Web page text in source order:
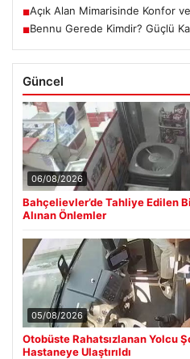
■Açık Alan Mimarisinde Konfor
■Bennu Gerede Kimdir? Güçlü
Güncel
06/08/2026
Bahçelievler’de Tahliye Edilen
Alınan Önlemler
05/08/2026
Otobüste Rahatsızlanan Yolcu
Hastaneye Ulaştırıldı